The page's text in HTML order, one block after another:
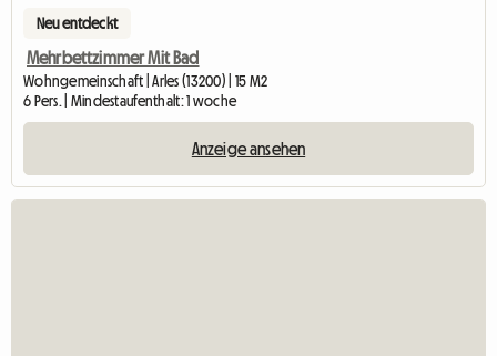
Neu entdeckt
Mehrbettzimmer Mit Bad
Wohngemeinschaft | Arles (13200) | 15 M2
6 Pers. | Mindestaufenthalt: 1 woche
Anzeige ansehen